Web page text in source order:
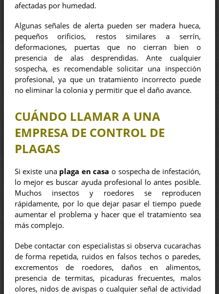
afectadas por humedad.
Algunas señales de alerta pueden ser madera hueca,
pequeños orificios, restos similares a serrín,
deformaciones, puertas que no cierran bien o
presencia de alas desprendidas. Ante cualquier
sospecha, es recomendable solicitar una inspección
profesional, ya que un tratamiento incorrecto puede
no eliminar la colonia y permitir que el daño avance.
CUÁNDO LLAMAR A UNA
EMPRESA DE CONTROL DE
PLAGAS
Si existe una plaga en casa o sospecha de infestación,
lo mejor es buscar ayuda profesional lo antes posible.
Muchos insectos y roedores se reproducen
rápidamente, por lo que dejar pasar el tiempo puede
aumentar el problema y hacer que el tratamiento sea
más complejo.
Debe contactar con especialistas si observa cucarachas
de forma repetida, ruidos en falsos techos o paredes,
excrementos de roedores, daños en alimentos,
presencia de termitas, picaduras frecuentes, malos
olores, nidos de avispas o cualquier señal de actividad